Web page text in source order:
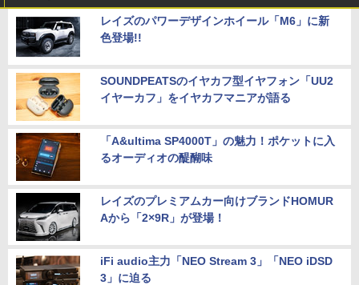
レイズのパワーデザインホイール「M6」に新
色登場!!
SOUNDPEATSのイヤカフ型イヤフォン「UU2
イヤーカフ」をイヤカフマニアが語る
「A&ultima SP4000T」の魅力！ポケットに入
るオーディオの醍醐味
レイズのプレミアムカー向けブランドHOMUR
Aから「2×9R」が登場！
iFi audio主力「NEO Stream 3」「NEO iDSD
3」に迫る